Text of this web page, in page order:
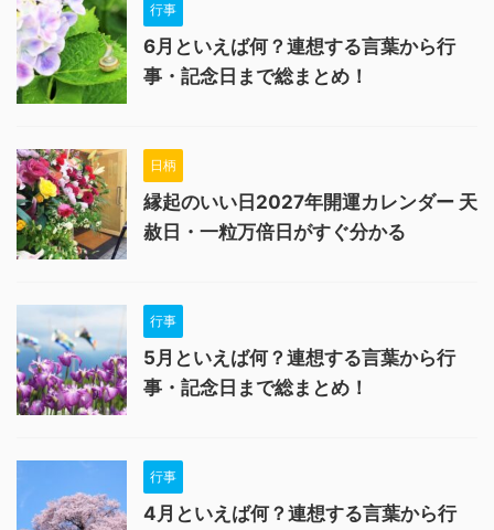
行事
6月といえば何？連想する言葉から行
事・記念日まで総まとめ！
日柄
縁起のいい日2027年開運カレンダー 天
赦日・一粒万倍日がすぐ分かる
行事
5月といえば何？連想する言葉から行
事・記念日まで総まとめ！
行事
4月といえば何？連想する言葉から行